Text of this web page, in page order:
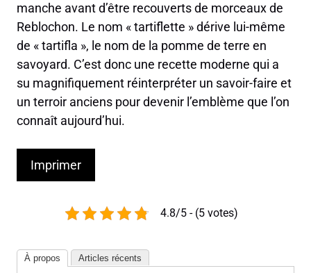
manche avant d’être recouverts de morceaux de
Reblochon. Le nom « tartiflette » dérive lui-même
de « tartifla », le nom de la pomme de terre en
savoyard. C’est donc une recette moderne qui a
su magnifiquement réinterpréter un savoir-faire et
un terroir anciens pour devenir l’emblème que l’on
connaît aujourd’hui.
Imprimer
4.8/5 - (5 votes)
À propos Articles récents